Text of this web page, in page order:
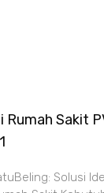
Rumah Sakit
Solusi